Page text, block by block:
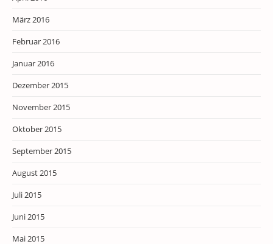
März 2016
Februar 2016
Januar 2016
Dezember 2015
November 2015
Oktober 2015
September 2015
August 2015
Juli 2015
Juni 2015
Mai 2015